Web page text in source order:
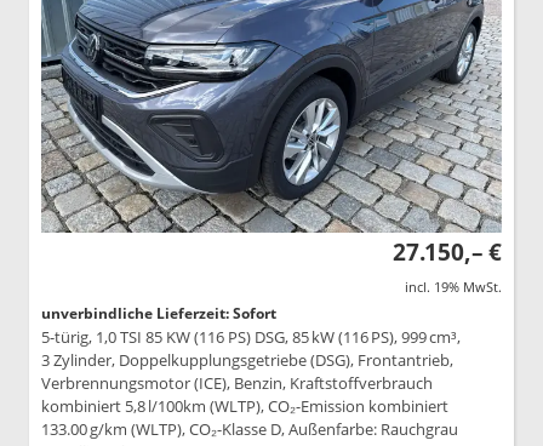
27.150,– €
incl. 19% MwSt.
unverbindliche Lieferzeit: Sofort
5-türig, 1,0 TSI 85 KW (116 PS) DSG, 85 kW (116 PS), 999 cm³,
3 Zylinder, Doppelkupplungsgetriebe (DSG), Frontantrieb,
Verbrennungsmotor (ICE), Benzin, Kraftstoffverbrauch
kombiniert 5,8 l/100km (WLTP), CO₂-Emission kombiniert
133.00 g/km (WLTP), CO₂-Klasse D, Außenfarbe: Rauchgrau